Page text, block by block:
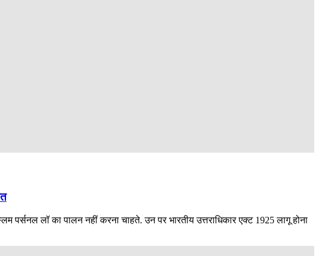
लॉ का पालन नहीं करना चाहते. उन पर भारतीय उत्तराधिकार एक्ट 1925 लागू होना